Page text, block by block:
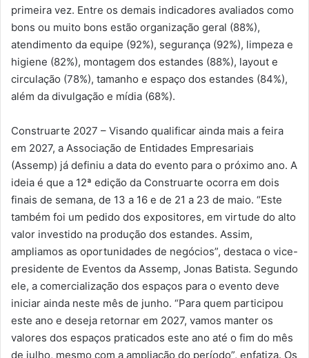
primeira vez. Entre os demais indicadores avaliados como
bons ou muito bons estão organização geral (88%),
atendimento da equipe (92%), segurança (92%), limpeza e
higiene (82%), montagem dos estandes (88%), layout e
circulação (78%), tamanho e espaço dos estandes (84%),
além da divulgação e mídia (68%).
Construarte 2027 – Visando qualificar ainda mais a feira
em 2027, a Associação de Entidades Empresariais
(Assemp) já definiu a data do evento para o próximo ano. A
ideia é que a 12ª edição da Construarte ocorra em dois
finais de semana, de 13 a 16 e de 21 a 23 de maio. “Este
também foi um pedido dos expositores, em virtude do alto
valor investido na produção dos estandes. Assim,
ampliamos as oportunidades de negócios”, destaca o vice-
presidente de Eventos da Assemp, Jonas Batista. Segundo
ele, a comercialização dos espaços para o evento deve
iniciar ainda neste mês de junho. “Para quem participou
este ano e deseja retornar em 2027, vamos manter os
valores dos espaços praticados este ano até o fim do mês
de julho, mesmo com a ampliação do período”, enfatiza. Os